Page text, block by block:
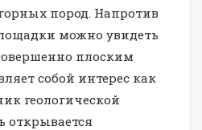
пород. Напротив
можно увидеть
плоским
собой интерес как
геологической
открывается